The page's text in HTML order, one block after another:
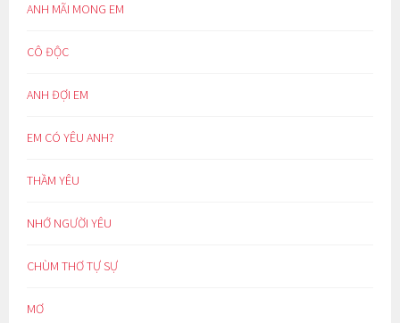
ANH MÃI MONG EM
CÔ ĐỘC
ANH ĐỢI EM
EM CÓ YÊU ANH?
THẦM YÊU
NHỚ NGƯỜI YÊU
CHÙM THƠ TỰ SỰ
MƠ